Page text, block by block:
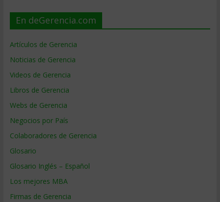
En deGerencia.com
Artículos de Gerencia
Noticias de Gerencia
Videos de Gerencia
Libros de Gerencia
Webs de Gerencia
Negocios por País
Colaboradores de Gerencia
Glosario
Glosario Inglés – Español
Los mejores MBA
Firmas de Gerencia